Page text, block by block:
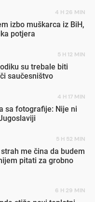
4 H 26 MIN
izbo muškarca iz BiH,
potjera
5 H 12 MIN
su trebale biti
saučesništvo
4 H 17 MIN
sa fotografije: Nije ni
5 H 52 MIN
me čina da budem
pitati za grobno
6 H 29 MIN